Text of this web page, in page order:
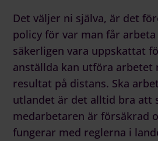
Det väljer ni själva, är det
policy för var man får
säkerligen vara uppskattat
anställda kan utföra arbetet
resultat på distans. Ska
utlandet är det alltid bra att
medarbetaren är försäkrad
fungerar med reglerna i